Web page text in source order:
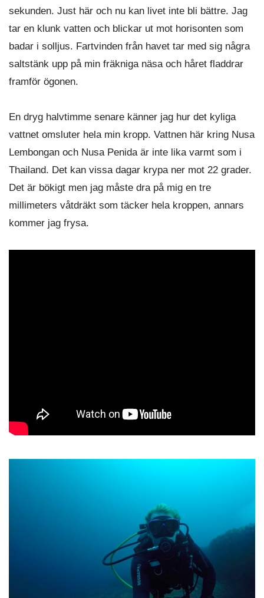
sekunden. Just här och nu kan livet inte bli bättre. Jag
tar en klunk vatten och blickar ut mot horisonten som
badar i solljus. Fartvinden från havet tar med sig några
saltstänk upp på min fräkniga näsa och håret fladdrar
framför ögonen.
En dryg halvtimme senare känner jag hur det kyliga
vattnet omsluter hela min kropp. Vattnen här kring Nusa
Lembongan och Nusa Penida är inte lika varmt som i
Thailand. Det kan vissa dagar krypa ner mot 22 grader.
Det är bökigt men jag måste dra på mig en tre
millimeters våtdräkt som täcker hela kroppen, annars
kommer jag frysa.